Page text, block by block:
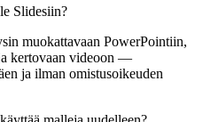
Slidesiin?
muokattavaan PowerPointiin,
kertovaan videoon —
ja ilman omistusoikeuden